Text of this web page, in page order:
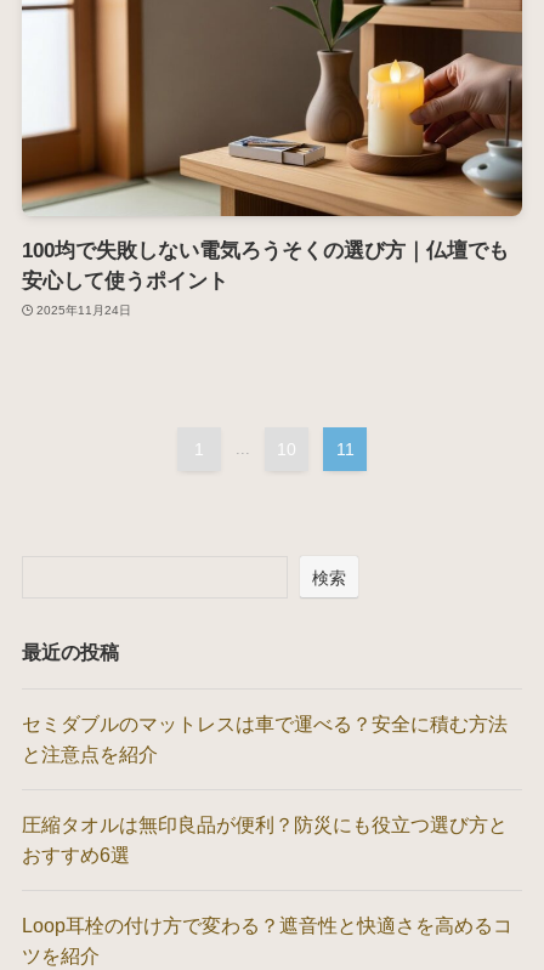
100均で失敗しない電気ろうそくの選び方｜仏壇でも
安心して使うポイント
2025年11月24日
1 10 11
検索
最近の投稿
セミダブルのマットレスは車で運べる？安全に積む方法
と注意点を紹介
圧縮タオルは無印良品が便利？防災にも役立つ選び方と
おすすめ6選
Loop耳栓の付け方で変わる？遮音性と快適さを高めるコ
ツを紹介